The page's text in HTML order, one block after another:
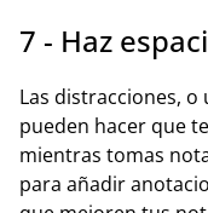
7 - Haz
Las distracciones,
pueden hacer que
mientras tomas
para añadir